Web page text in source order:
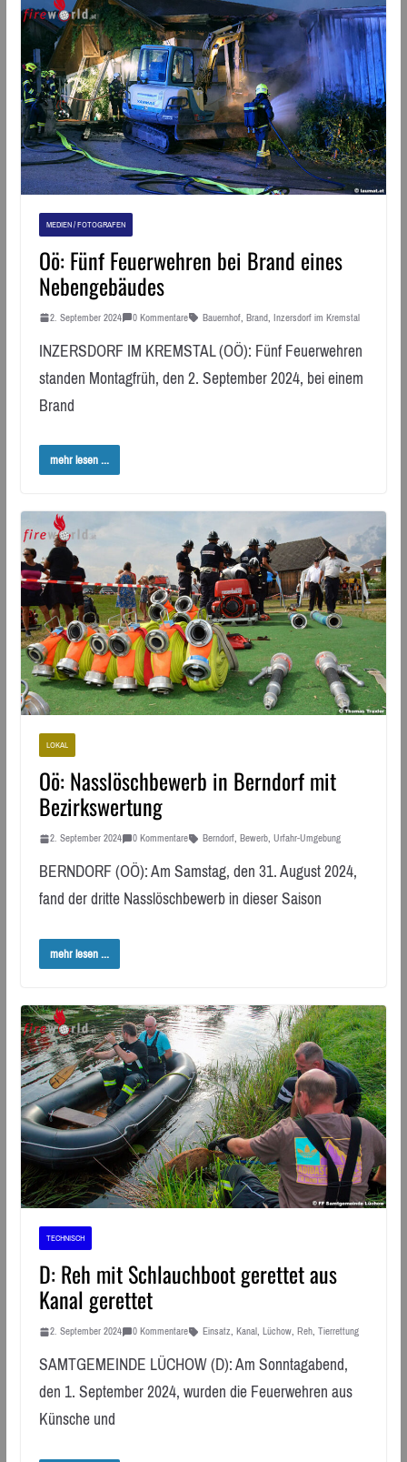
MEDIEN / FOTOGRAFEN
Oö: Fünf Feuerwehren bei Brand eines
Nebengebäudes
2. September 2024 0 Kommentare Bauernhof, Brand, Inzersdorf im Kremstal
INZERSDORF IM KREMSTAL (OÖ): Fünf Feuerwehren
standen Montagfrüh, den 2. September 2024, bei einem
Brand
mehr lesen ...
LOKAL
Oö: Nasslöschbewerb in Berndorf mit
Bezirkswertung
2. September 2024 0 Kommentare Berndorf, Bewerb, Urfahr-Umgebung
BERNDORF (OÖ): Am Samstag, den 31. August 2024,
fand der dritte Nasslöschbewerb in dieser Saison
mehr lesen ...
TECHNISCH
D: Reh mit Schlauchboot gerettet aus
Kanal gerettet
2. September 2024 0 Kommentare Einsatz, Kanal, Lüchow, Reh, Tierrettung
SAMTGEMEINDE LÜCHOW (D): Am Sonntagabend,
den 1. September 2024, wurden die Feuerwehren aus
Künsche und